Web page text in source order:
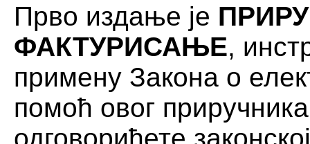
Прво издање је
ФАКТУРИСАЊЕ,
примену Закона о
помоћ овог
одговорићете